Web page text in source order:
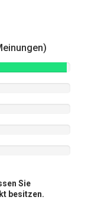
Sie
besitzen.